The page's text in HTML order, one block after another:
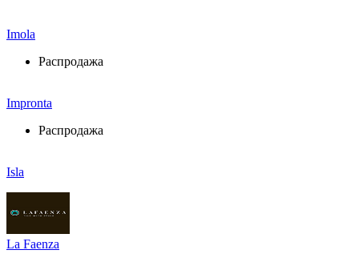
Imola
Распродажа
Impronta
Распродажа
Isla
La Faenza